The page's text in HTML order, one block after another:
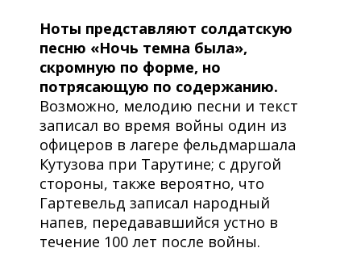
Ноты представляют солдатскую
песню «Ночь темна была»,
скромную по форме, но
потрясающую по содержанию.
Возможно, мелодию песни и текст
записал во время войны один из
офицеров в лагере фельдмаршала
Кутузова при Тарутине; с другой
стороны, также вероятно, что
Гартевельд записал народный
напев, передававшийся устно в
течение 100 лет после войны.